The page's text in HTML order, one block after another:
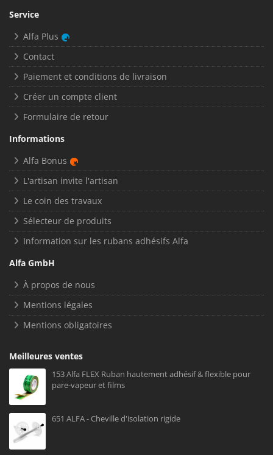
Service
Alfa Plus
Contact
Paiement et conditions de livraison
Créer un compte client
Formulaire de retour
Informations
Alfa Bonus
L'artisan invite l'artisan
Le coin des travaux
Sélecteur de produits
Information sur les rubans adhésifs Alfa
Alfa GmbH
À propos de nous
Mentions légales
Mentions obligatoires
Meilleures ventes
153 Alfa FLEX Ruban hautement adhésif & flexible pour
pare-vapeur et films
651 ALFA - Cheville d'isolation rigide